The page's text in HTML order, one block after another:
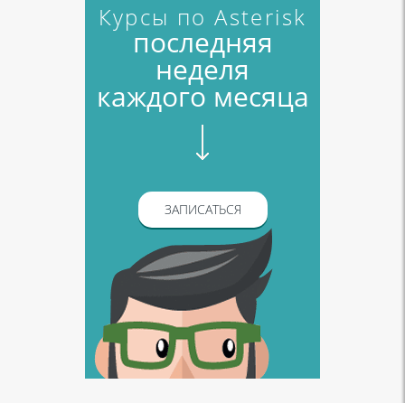
Курсы по Asterisk
последняя
неделя
каждого месяца
ЗАПИСАТЬСЯ